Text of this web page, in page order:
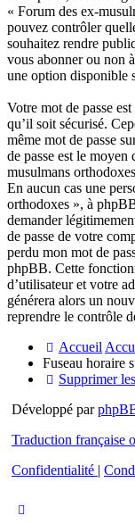
« Forum des ex-
pouvez contrôler
souhaitez rendre
vous abonner ou non
une option disponible
Votre mot de passe
qu’il soit sécurisé.
même mot de passe
de passe est le moyen
musulmans
En aucun cas une
orthodoxes », à
demander
de passe de votre
perdu mon mot de
phpBB. Cette
d’utilisateur et votre
générera alors un
reprendre le contrôle
Accueil
Fuseau horaire
Supprimer
Développé par
Traduction française
Confidentialité |